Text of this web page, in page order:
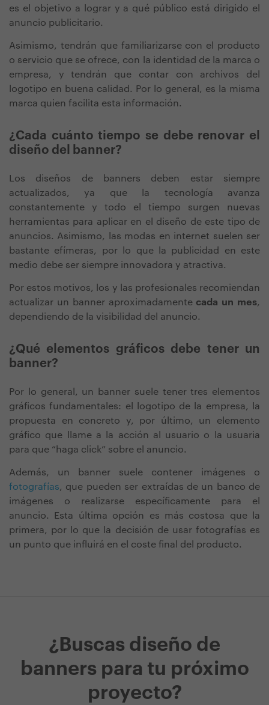
es el objetivo a lograr y a qué público está dirigido el
anuncio publicitario.
Asimismo, tendrán que familiarizarse con el producto
o servicio que se ofrece, con la identidad de la marca o
empresa, y tendrán que contar con archivos del
logotipo en buena calidad. Por lo general, es la misma
marca quien facilita esta información.
¿Cada cuánto tiempo se debe renovar el
diseño del banner?
Los diseños de banners deben estar siempre
actualizados, ya que la tecnología avanza
constantemente y todo el tiempo surgen nuevas
herramientas para aplicar en el diseño de este tipo de
anuncios. Asimismo, las modas en internet suelen ser
bastante efímeras, por lo que la publicidad en este
medio debe ser siempre innovadora y atractiva.
Por estos motivos, los y las profesionales recomiendan
actualizar un banner aproximadamente cada un mes,
dependiendo de la visibilidad del anuncio.
¿Qué elementos gráficos debe tener un
banner?
Por lo general, un banner suele tener tres elementos
gráficos fundamentales: el logotipo de la empresa, la
propuesta en concreto y, por último, un elemento
gráfico que llame a la acción al usuario o la usuaria
para que “haga click” sobre el anuncio.
Además, un banner suele contener imágenes o
fotografías, que pueden ser extraídas de un banco de
imágenes o realizarse específicamente para el
anuncio. Esta última opción es más costosa que la
primera, por lo que la decisión de usar fotografías es
un punto que influirá en el coste final del producto.
¿Buscas diseño de
banners para tu próximo
proyecto?